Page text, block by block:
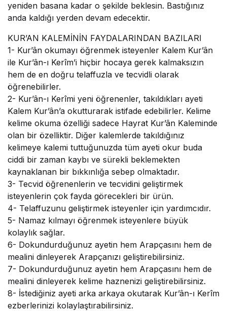
yeniden basana kadar o şekilde beklesin. Bastığınız
anda kaldığı yerden devam edecektir.
KUR’AN KALEMİNİN FAYDALARINDAN BAZILARI
1- Kur’ân okumayı öğrenmek isteyenler Kalem Kur’ân
ile Kur’ân-ı Kerîm’i hiçbir hocaya gerek kalmaksızın
hem de en doğru telaffuzla ve tecvidli olarak
öğrenebilirler.
2- Kur’ân-ı Kerîmi yeni öğrenenler, takıldıkları ayeti
Kalem Kur’ân’a okutturarak istifade edebilirler. Kelime
kelime okuma özelliği sadece Hayrat Kur’ân Kaleminde
olan bir özelliktir. Diğer kalemlerde takıldığınız
kelimeye kalemi tuttuğunuzda tüm ayeti okur buda
ciddi bir zaman kaybı ve sürekli beklemekten
kaynaklanan bir bıkkınlığa sebep olmaktadır.
3- Tecvid öğrenenlerin ve tecvidini geliştirmek
isteyenlerin çok fayda görecekleri bir ürün.
4- Telaffuzunu geliştirmek isteyenler için yardımcıdır.
5- Namaz kılmayı öğrenmek isteyenlere büyük
kolaylık sağlar.
6- Dokundurduğunuz ayetin hem Arapçasını hem de
mealini dinleyerek Arapçanızı geliştirebilirsiniz.
7- Dokundurduğunuz ayetin hem Arapçasını hem de
mealini dinleyerek kelime haznenizi geliştirebilirsiniz.
8- İstediğiniz ayeti arka arkaya okutarak Kur’ân-ı Kerîm
ezberlerinizi kolaylaştırabilirsiniz.